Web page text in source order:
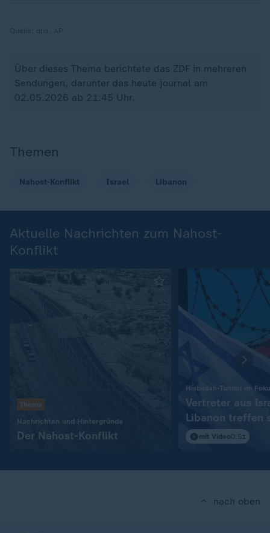
Über dieses Thema berichtete das ZDF in mehreren
Sendungen, darunter das heute journal am
02.05.2026 ab 21:45 Uhr.
Themen
Nahost-Konflikt Israel Libanon
Aktuelle Nachrichten zum Nahost-
Konflikt
Thema
Nachrichten und Hintergründe
Der Nahost-Konflikt
Hisbollah-Tunnel im
Vertreter aus
Libanon treffen
in Rom
mit Video0:51
nach oben